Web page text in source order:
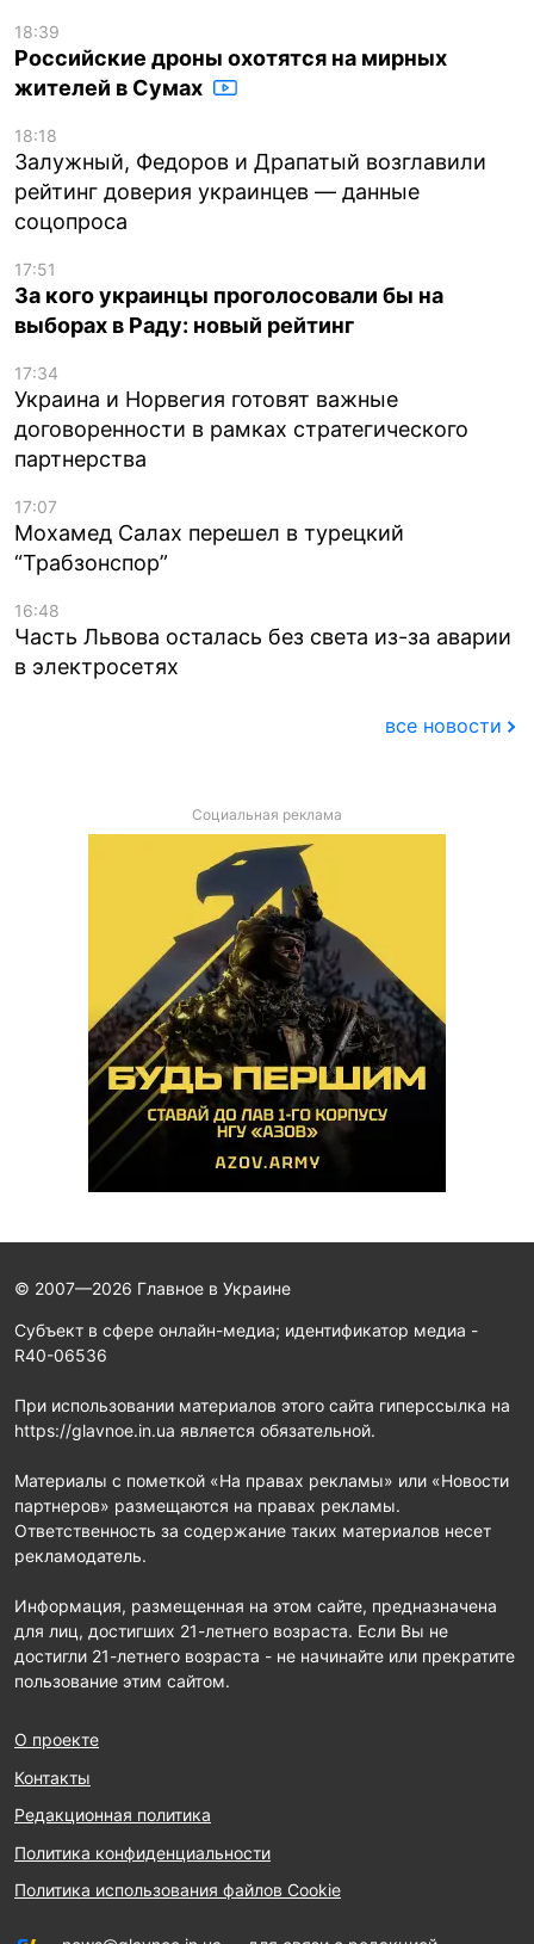
18:39
Российские дроны охотятся на мирных
жителей в Сумах
18:18
Залужный, Федоров и Драпатый возглавили
рейтинг доверия украинцев — данные
соцопроса
17:51
За кого украинцы проголосовали бы на
выборах в Раду: новый рейтинг
17:34
Украина и Норвегия готовят важные
договоренности в рамках стратегического
партнерства
17:07
Мохамед Салах перешел в турецкий
“Трабзонспор”
16:48
Часть Львова осталась без света из-за аварии
в электросетях
все новости
Социальная реклама
© 2007—2026 Главное в Украине
Субъект в сфере онлайн-медиа; идентификатор медиа -
R40-06536
При использовании материалов этого сайта гиперссылка на
https://glavnoe.in.ua является обязательной.
Материалы с пометкой «На правах рекламы» или «Новости
партнеров» размещаются на правах рекламы.
Ответственность за содержание таких материалов несет
рекламодатель.
Информация, размещенная на этом сайте, предназначена
для лиц, достигших 21-летнего возраста. Если Вы не
достигли 21-летнего возраста - не начинайте или прекратите
пользование этим сайтом.
О проекте
Контакты
Редакционная политика
Политика конфиденциальности
Политика использования файлов Cookie